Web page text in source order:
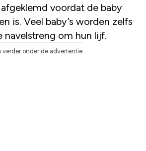
voordat de baby
is. Veel baby’s worden zelfs
navelstreng om hun lijf.
verder onder de advertentie